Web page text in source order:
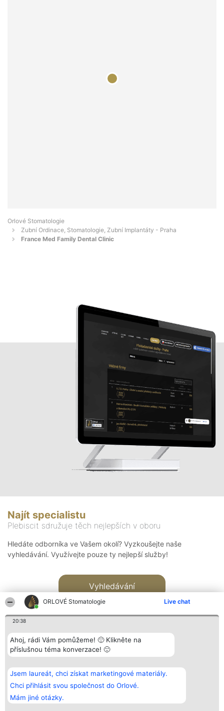
ORLOVÉ Stomatologie Live chat
20:38
Ahoj, rádi Vám pomůžeme! 🙂 Klikněte na
příslušnou téma konverzace! 🙂
Jsem laureát, chci získat marketingové materiály.
Chci přihlásit svou společnost do Orlové.
Mám jiné otázky.
Orlové Stomatologie
Zubní Ordinace, Stomatologie, Zubní Implantáty - Praha
France Med Family Dental Clinic
Najít specialistu
Plebiscit sdružuje těch nejlepších v oboru
Hledáte odborníka ve Vašem okolí? Vyzkoušejte naše
vyhledávání. Využívejte pouze ty nejlepší služby!
Vyhledávání
Bright Side Solutions sp. z o.
o. sp. k.
ul. Ruska 22
Wrocław 50-079
KRS 0000749100 | Regon
381313360 | NIP 8943132676
Vítězové
Seznam všech
laureátů
Zásady
Zásady
Kontakt